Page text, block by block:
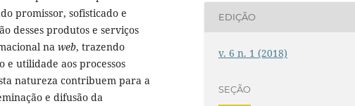
promissor, sofisticado e
desses produtos e serviços
na web, trazendo
e utilidade aos processos
natureza contribuem para a
e difusão da
EDIÇÃO
v. 6 n. 1 (2018)
SEÇÃO